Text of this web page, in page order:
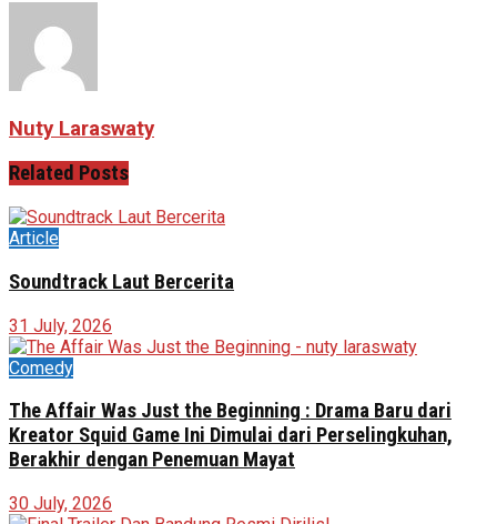
Nuty Laraswaty
Related Posts
Article
Soundtrack Laut Bercerita
31 July, 2026
Comedy
The Affair Was Just the Beginning : Drama Baru dari
Kreator Squid Game Ini Dimulai dari Perselingkuhan,
Berakhir dengan Penemuan Mayat
30 July, 2026